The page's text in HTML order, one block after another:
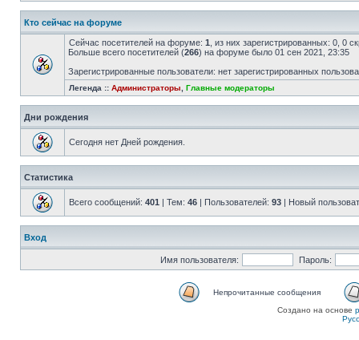
Кто сейчас на форуме
Сейчас посетителей на форуме: 1 , из них зарегистрированных: 0, 0
Больше всего посетителей (266) на форуме было 01 сен 2021, 23:35
Зарегистрированные пользователи: нет зарегистрированных
Легенда :: Администраторы Главные модераторы
Дни рождения
Сегодня нет Дней рождения.
Статистика
Всего сообщений: 401 | Тем: 46 | Пользователей: 93 | Новый
Вход
Имя пользователя: Пароль:
Непрочитанные сообщения
Создано на основе